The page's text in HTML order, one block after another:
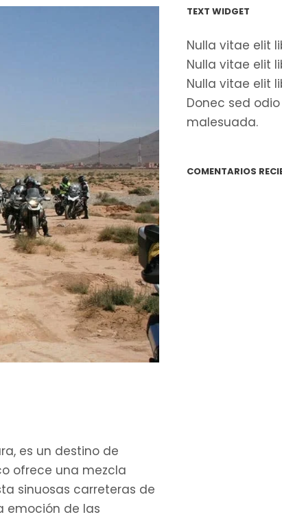
es un destino de
ofrece una mezcla
sinuosas carreteras de
emoción de las
TEXT WIDGET
Nulla vitae elit
Nulla vitae elit
Nulla vitae elit
Donec sed
malesuada.
COMENTARIOS